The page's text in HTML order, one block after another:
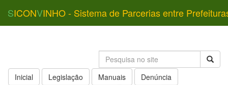
SICONVINHO - Sistema de Parcerias entre
Inicial Legislação Manuais
Denúncia